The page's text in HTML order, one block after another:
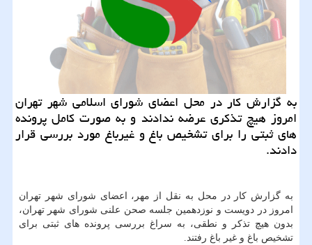
به گزارش كار در محل اعضای شورای اسلامی شهر تهران
امروز هیچ تذكری عرضه ندادند و به صورت كامل پرونده
های ثبتی را برای تشخیص باغ و غیرباغ مورد بررسی قرار
دادند.
به گزارش کار در محل به نقل از مهر، اعضای شورای شهر تهران
امروز در دویست و نوزدهمین جلسه صحن علنی شورای شهر تهران،
بدون هیچ تذکر و نطقی، به سراغ بررسی پرونده های ثبتی برای
تشخیص باغ و غیر باغ رفتند.